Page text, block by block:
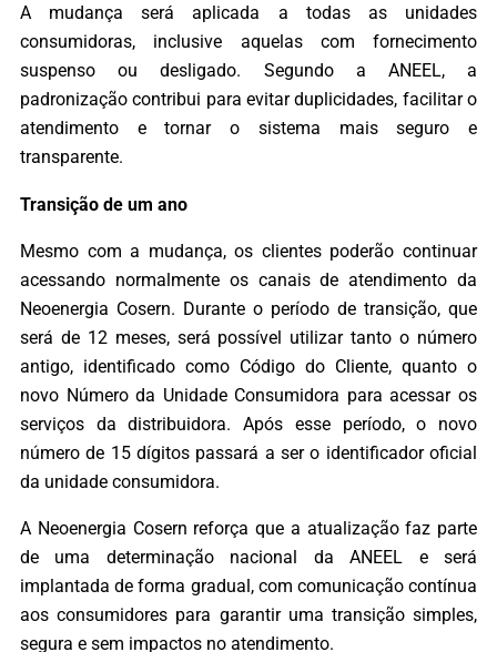
A mudança será aplicada a todas as unidades
consumidoras, inclusive aquelas com fornecimento
suspenso ou desligado. Segundo a ANEEL, a
padronização contribui para evitar duplicidades, facilitar o
atendimento e tornar o sistema mais seguro e
transparente.
Transição de um ano
Mesmo com a mudança, os clientes poderão continuar
acessando normalmente os canais de atendimento da
Neoenergia Cosern. Durante o período de transição, que
será de 12 meses, será possível utilizar tanto o número
antigo, identificado como Código do Cliente, quanto o
novo Número da Unidade Consumidora para acessar os
serviços da distribuidora. Após esse período, o novo
número de 15 dígitos passará a ser o identificador oficial
da unidade consumidora.
A Neoenergia Cosern reforça que a atualização faz parte
de uma determinação nacional da ANEEL e será
implantada de forma gradual, com comunicação contínua
aos consumidores para garantir uma transição simples,
segura e sem impactos no atendimento.